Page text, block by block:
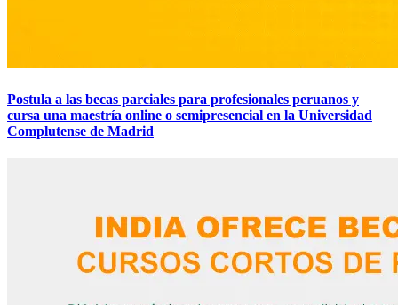
Postula a las becas parciales para profesionales peruanos y
cursa una maestría online o semipresencial en la Universidad
Complutense de Madrid